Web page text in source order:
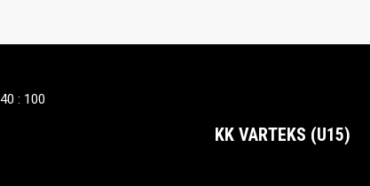
40 : 100
KK VARTEKS (U15)